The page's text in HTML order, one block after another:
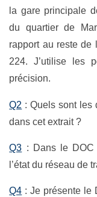
la gare principale
du quartier de
rapport au reste de
224. J’utilise les
précision.
Q2 : Quels sont les
dans cet extrait ?
Q3 : Dans le
l’état du réseau de
Q4 : Je présente le